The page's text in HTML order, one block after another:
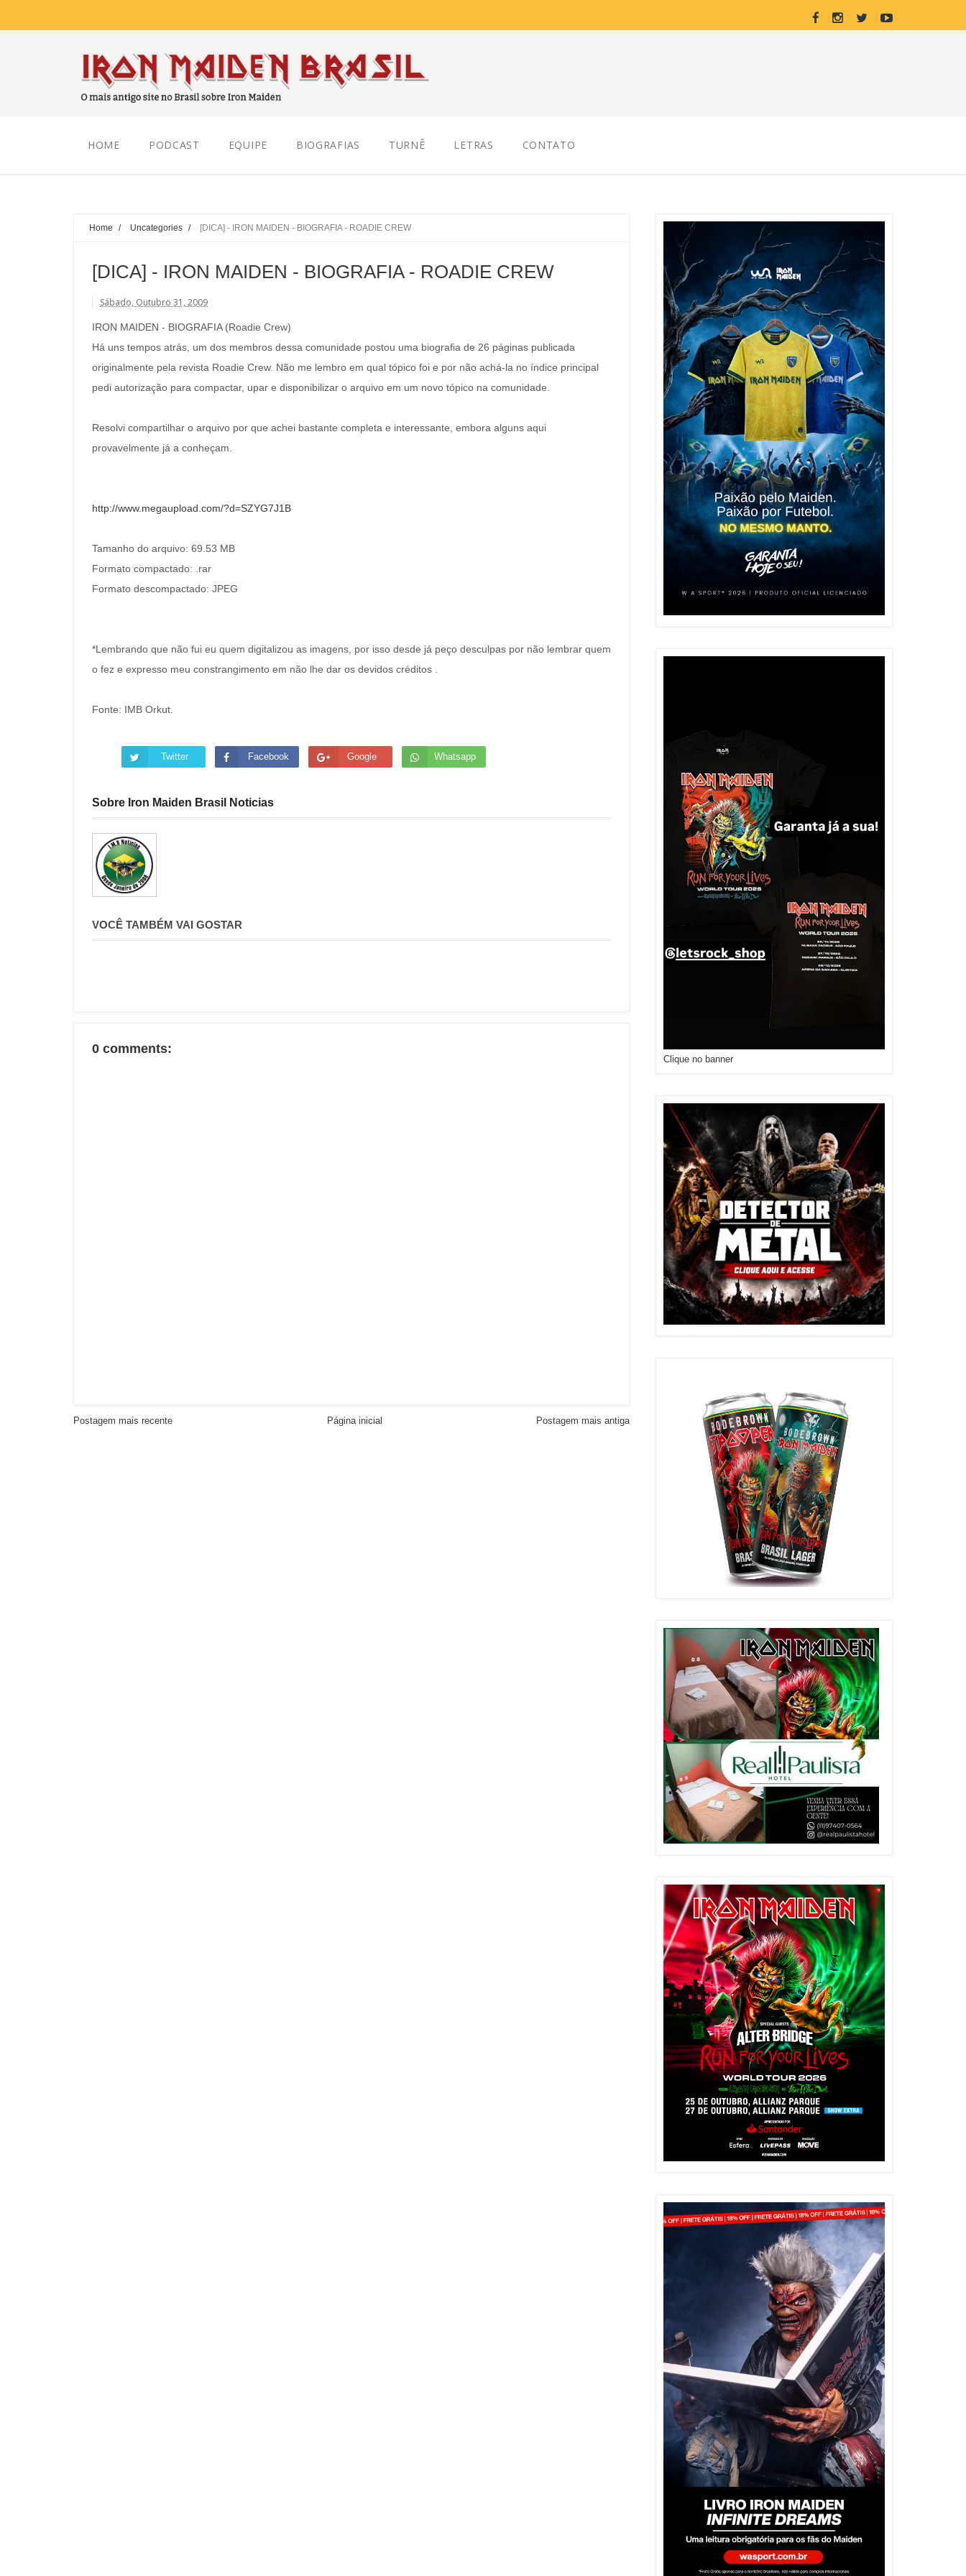
HOME PODCAST EQUIPE BIOGRAFIAS TURNÊ LETRAS CONTATO
Home / Uncategories / [DICA] - IRON MAIDEN - BIOGRAFIA - ROADIE CREW
[DICA] - IRON MAIDEN - BIOGRAFIA - ROADIE CREW
Sábado, Outubro 31, 2009
IRON MAIDEN - BIOGRAFIA (Roadie Crew)
Há uns tempos atrás, um dos membros dessa comunidade postou uma biografia de 26 páginas publicada
originalmente pela revista Roadie Crew. Não me lembro em qual tópico foi e por não achá-la no índice principal
pedi autorização para compactar, upar e disponibilizar o arquivo em um novo tópico na comunidade.
Resolvi compartilhar o arquivo por que achei bastante completa e interessante, embora alguns aqui
provavelmente já a conheçam.
http://www.megaupload.com/?d=SZYG7J1B
Tamanho do arquivo: 69.53 MB
Formato compactado: .rar
Formato descompactado: JPEG
*Lembrando que não fui eu quem digitalizou as imagens, por isso desde já peço desculpas por não lembrar quem
o fez e expresso meu constrangimento em não lhe dar os devidos créditos .
Fonte: IMB Orkut.
Twitter Facebook Google Whatsapp
Sobre Iron Maiden Brasil Noticias
VOCÊ TAMBÉM VAI GOSTAR
0 comments:
Postagem mais recente Postagem mais antiga
Página inicial
Clique no banner